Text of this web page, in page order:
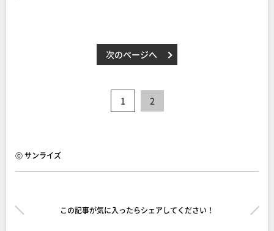
次のページへ
1 2
ⓒ サンライズ
この記事が気に入ったらシェアしてください！